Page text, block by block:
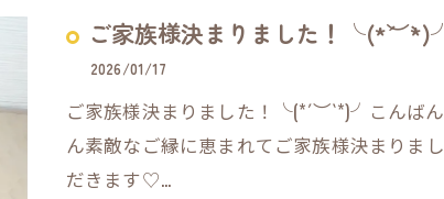
ご家族様決まりました！╰(*´︶`*)╯
2026/01/17
ご家族様決まりました！╰(*´︶`*)╯こんば
ん素敵なご縁に恵まれてご家族様決まりま
だきます♡…